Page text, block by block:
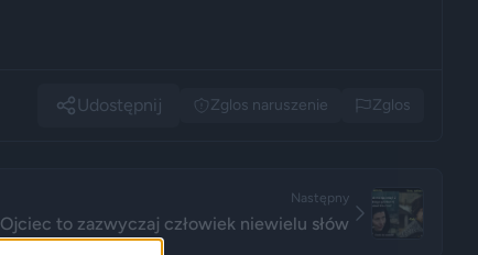
Udostępnij Zglos naruszenie Zglos
Następny
Ojciec to zazwyczaj człowiek niewielu słów